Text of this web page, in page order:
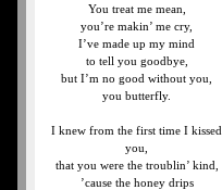
You treat me mean,
you’re makin’ me cry,
I’ve made up my mind
to tell you goodbye,
but I’m no good without you,
you butterfly.
I knew from the first time I kissed
you,
that you were the troublin’ kind,
’cause the honey drips